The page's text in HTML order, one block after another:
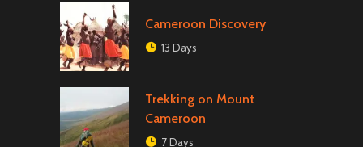
Cameroon Discovery
13 Days
Trekking on Mount
Cameroon
7 Days